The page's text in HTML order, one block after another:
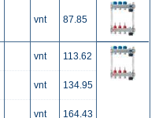
vnt 87.85
vnt 113.62
vnt 134.95
vnt 164.43